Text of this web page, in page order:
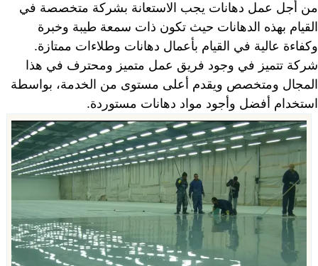
من أجل عمل دهانات يجب الاستعانة بشركة متخصصة في
القيام بهذه الدهانات حيث تكون ذات سمعة طيبة وخبرة
وكفاءة عالية في القيام بأعمال دهانات وطلاءات ممتازة.
شركة تتميز في وجود فريق عمل متميز ومحترف في هذا
المجال ومتخصص ويقدم أعلى مستوى من الخدمة، بواسطة
استخدام أفضل وأجود مواد دهانات مستوردة.